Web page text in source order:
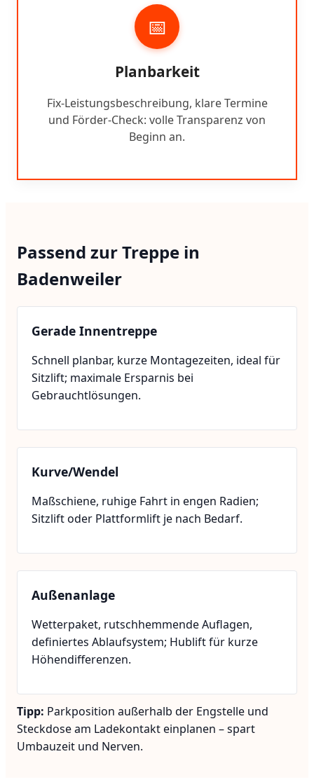
📅
Planbarkeit
Fix-Leistungsbeschreibung, klare Termine
und Förder-Check: volle Transparenz von
Beginn an.
Passend zur Treppe in
Badenweiler
Gerade Innentreppe
Schnell planbar, kurze Montagezeiten, ideal für
Sitzlift; maximale Ersparnis bei
Gebrauchtlösungen.
Kurve/Wendel
Maßschiene, ruhige Fahrt in engen Radien;
Sitzlift oder Plattformlift je nach Bedarf.
Außenanlage
Wetterpaket, rutschhemmende Auflagen,
definiertes Ablaufsystem; Hublift für kurze
Höhendifferenzen.
Tipp: Parkposition außerhalb der Engstelle und
Steckdose am Ladekontakt einplanen – spart
Umbauzeit und Nerven.